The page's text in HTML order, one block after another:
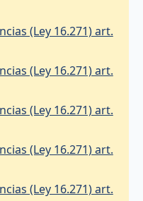
(Ley 16.271) art.
(Ley 16.271) art.
(Ley 16.271) art.
(Ley 16.271) art.
(Ley 16.271) art.